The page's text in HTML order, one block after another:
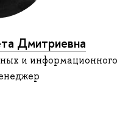
Дмитриевна
и информационного